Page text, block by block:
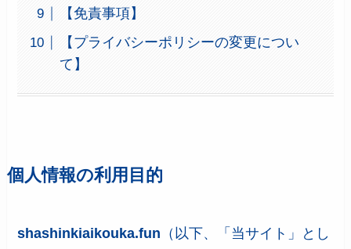
【免責事項】
【プライバシーポリシーの変更につい
て】
個人情報の利用目的
shashinkiaikouka.fun （以下、「当サイト」とし